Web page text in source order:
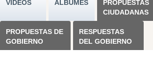
VÍDEOS ÁLBUMES
PROPUESTAS
CIUDADANAS
PROPUESTAS DE
GOBIERNO
RESPUESTAS
DEL GOBIERNO